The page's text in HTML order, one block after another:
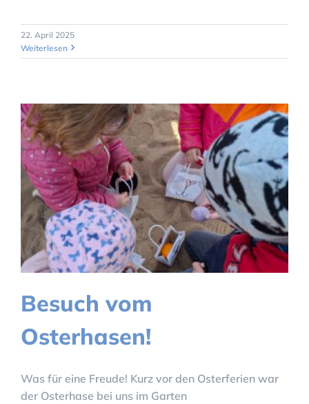
22. April 2025
Weiterlesen
Besuch vom
Osterhasen!
Was für eine Freude! Kurz vor den Osterferien war
der Osterhase bei uns im Garten